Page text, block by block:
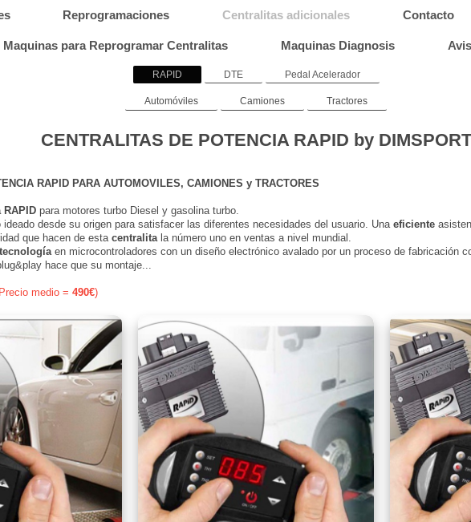
Reprogramaciones Centralitas adicionales Contacto
Maquinas para Reprogramar Centralitas Maquinas Diagnosis
RAPID DTE Pedal Acelerador
Automóviles Camiones Tractores
CENTRALITAS DE POTENCIA RAPID by DIMSPORT
RAPID PARA AUTOMOVILES, CAMIONES y TRACTORES
RAPID para motores turbo Diesel y gasolina turbo.
ideado desde su origen para satisfacer las diferentes necesidades del usuario. Una eficiente
que hacen de esta centralita la número uno en ventas a nivel mundial.
en microcontroladores con un diseño electrónico avalado por un proceso de fabricación
plug&play hace que su montaje...
medio = 490€)